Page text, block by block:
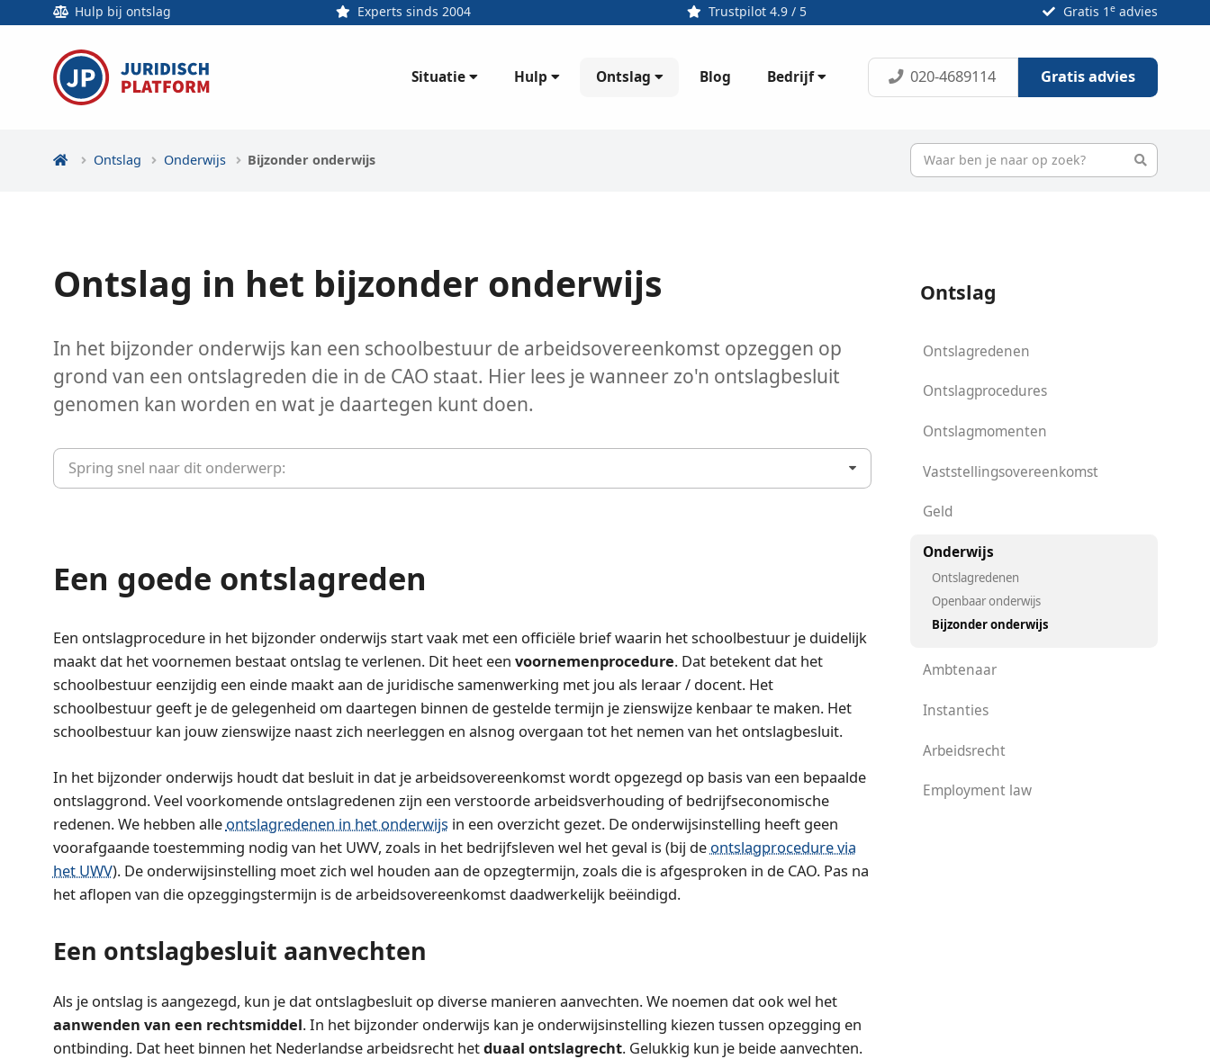
Hulp bij ontslag Experts sinds 2004 Trustpilot 4.9 / 5 Gratis 1 eadvies
Situatie Hulp Ontslag Blog Bedrijf 020-4689114 Gratis advies
Ontslag Onderwijs Bijzonder onderwijs
Ontslag in het bijzonder onderwijs
In het bijzonder onderwijs kan een schoolbestuur de arbeidsovereenkomst opzeggen op
grond van een ontslagreden die in de CAO staat. Hier lees je wanneer zo'n ontslagbesluit
genomen kan worden en wat je daartegen kunt doen.
Spring snel naar dit onderwerp:
Een goede ontslagreden
Een ontslagprocedure in het bijzonder onderwijs start vaak met een officiële brief waarin het schoolbestuur je duidelijk
maakt dat het voornemen bestaat ontslag te verlenen. Dit heet een voornemenprocedure. Dat betekent dat het
schoolbestuur eenzijdig een einde maakt aan de juridische samenwerking met jou als leraar / docent. Het
schoolbestuur geeft je de gelegenheid om daartegen binnen de gestelde termijn je zienswijze kenbaar te maken. Het
schoolbestuur kan jouw zienswijze naast zich neerleggen en alsnog overgaan tot het nemen van het ontslagbesluit.
In het bijzonder onderwijs houdt dat besluit in dat je arbeidsovereenkomst wordt opgezegd op basis van een bepaalde
ontslaggrond. Veel voorkomende ontslagredenen zijn een verstoorde arbeidsverhouding of bedrijfseconomische
redenen. We hebben alle ontslagredenen in het onderwijs in een overzicht gezet. De onderwijsinstelling heeft geen
voorafgaande toestemming nodig van het UWV, zoals in het bedrijfsleven wel het geval is (bij de ontslagprocedure via
het UWV). De onderwijsinstelling moet zich wel houden aan de opzegtermijn, zoals die is afgesproken in de CAO. Pas na
het aflopen van die opzeggingstermijn is de arbeidsovereenkomst daadwerkelijk beëindigd.
Een ontslagbesluit aanvechten
Als je ontslag is aangezegd, kun je dat ontslagbesluit op diverse manieren aanvechten. We noemen dat ook wel het
aanwenden van een rechtsmiddel. In het bijzonder onderwijs kan je onderwijsinstelling kiezen tussen opzegging en
ontbinding. Dat heet binnen het Nederlandse arbeidsrecht hetduaal ontslagrecht. Gelukkig kun je beide aanvechten.
Ontslag
Ontslagredenen
Ontslagprocedures
Ontslagmomenten
Vaststellingsovereenkomst
Geld
Onderwijs
Ontslagredenen
Openbaar onderwijs
Bijzonder onderwijs
Ambtenaar
Instanties
Arbeidsrecht
Employment law